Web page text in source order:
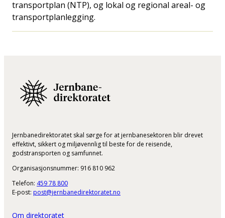
transportplan (NTP), og lokal og regional areal- og
transportplanlegging.
Jernbanedirektoratet skal sørge for at jernbanesektoren blir drevet
effektivt, sikkert og miljøvennlig til beste for de reisende,
godstransporten og samfunnet.
Organisasjonsnummer: 916 810 962
Telefon: 459 78 800
E-post: post@jernbanedirektoratet.no
Om direktoratet